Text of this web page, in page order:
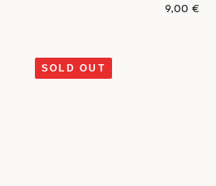
9,00 €
SOLD OUT